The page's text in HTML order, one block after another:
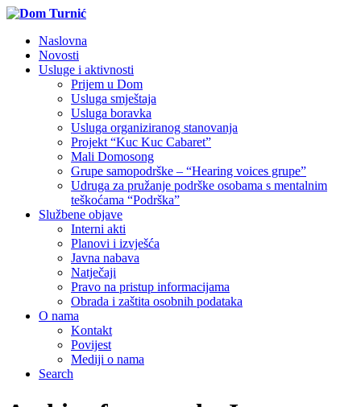
Naslovna
Novosti
Usluge i aktivnosti
Prijem u Dom
Usluga smještaja
Usluga boravka
Usluga organiziranog stanovanja
Projekt “Kuc Kuc Cabaret”
Mali Domosong
Grupe samopodrške – “Hearing voices grupe”
Udruga za pružanje podrške osobama s mentalnim
teškoćama “Podrška”
Službene objave
Interni akti
Planovi i izvješća
Javna nabava
Natječaji
Pravo na pristup informacijama
Obrada i zaštita osobnih podataka
O nama
Kontakt
Povijest
Mediji o nama
Search